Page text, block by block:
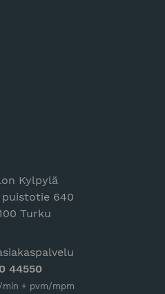
Kylpylä
puistotie 640
Turku
44550
min + pvm/mpm